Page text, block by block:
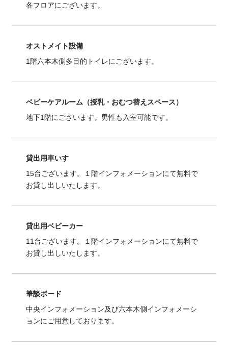
各フロアにございます。
オストメイト設備
1階六本木側多目的トイレにございます。
ベビーケアルーム（授乳・おむつ替えスペース）
地下1階にございます。男性も入室可能です。
貸出用車いす
15台ございます。１階インフォメーションにて無料で
お貸し出しいたします。
貸出用ベビーカー
11台ございます。１階インフォメーションにて無料で
お貸し出しいたします。
筆談ボード
中央インフォメーション及び六本木側インフォメーシ
ョンにご用意しております。